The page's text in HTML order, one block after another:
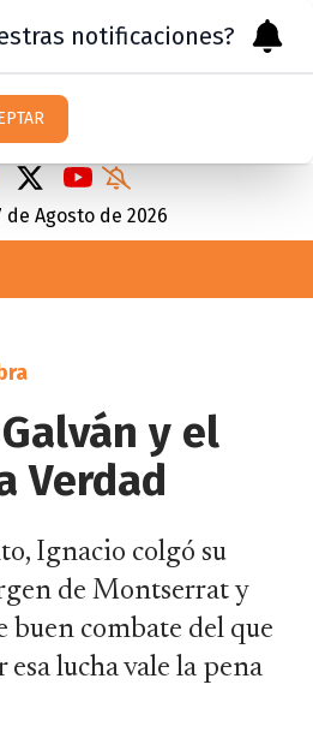
de Agosto de 2026
y el
Verdad
Ignacio colgó su
de Montserrat y
buen combate del que
esa lucha vale la pena
notificaciones?